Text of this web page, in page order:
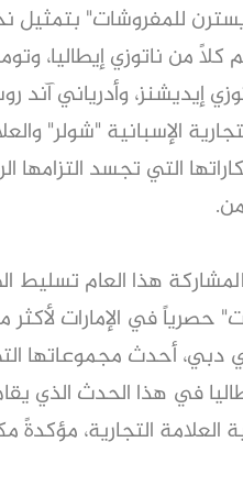
للمفروشات" بتمثيل
من ناتوزي إيطاليا،
إيديشنز، وأدرياني
الإسبانية "شولر"
التي تجسد التزامها
هذا العام تسليط
دبي، أحدث مجموعاتها
العلامة التجارية، مؤكدةً